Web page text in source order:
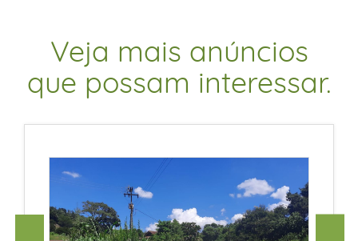
Veja mais anúncios
que possam interessar.